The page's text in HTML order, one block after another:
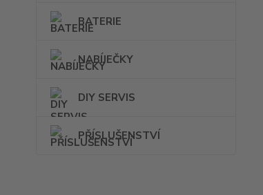
BATERIE
NABÍJEČKY
DIY SERVIS
PŘÍSLUŠENSTVÍ